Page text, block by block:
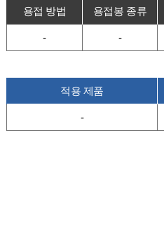
용접 방법 용접봉 종류
- -
적용 제품
-